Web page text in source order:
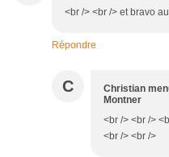
<br /> <br /> et bravo
Répondre
C
Christian
Montner
<br /> <br />
<br /> <br />